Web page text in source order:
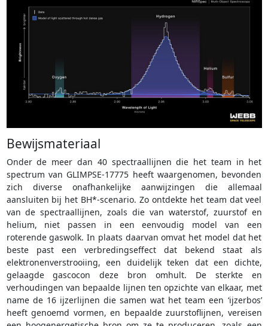
Bewijsmateriaal
Onder de meer dan 40 spectraallijnen die het team in het
spectrum van GLIMPSE-17775 heeft waargenomen, bevonden
zich diverse onafhankelijke aanwijzingen die allemaal
aansluiten bij het BH*-scenario. Zo ontdekte het team dat veel
van de spectraallijnen, zoals die van waterstof, zuurstof en
helium, niet passen in een eenvoudig model van een
roterende gaswolk. In plaats daarvan omvat het model dat het
beste past een verbredingseffect dat bekend staat als
elektronenverstrooiing, een duidelijk teken dat een dichte,
gelaagde gascocon deze bron omhult. De sterkte en
verhoudingen van bepaalde lijnen ten opzichte van elkaar, met
name de 16 ijzerlijnen die samen wat het team een ‘ijzerbos’
heeft genoemd vormen, en bepaalde zuurstoflijnen, vereisen